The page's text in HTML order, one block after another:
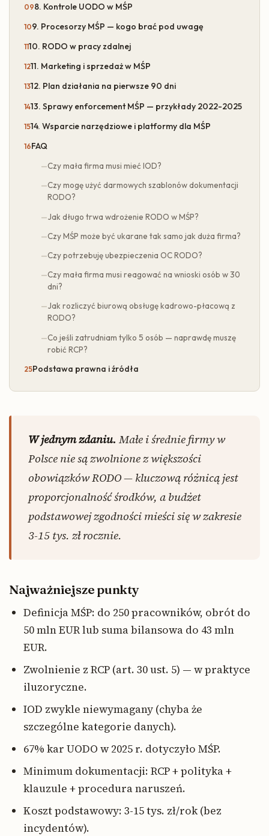
8. Kontrole UODO w MŚP
9. Procesorzy MŚP — kogo brać pod uwagę
10. RODO w pracy zdalnej
11. Marketing i sprzedaż w MŚP
12. Plan działania na pierwsze 90 dni
13. Sprawy enforcement MŚP — przykłady 2022-2025
14. Wsparcie narzędziowe i platformy dla MŚP
FAQ
Czy mała firma musi mieć IOD?
Czy mogę użyć darmowych szablonów dokumentacji
RODO?
Jak długo trwa wdrożenie RODO w MŚP?
Czy MŚP może być ukarane tak samo jak duża firma?
Czy potrzebuję ubezpieczenia OC RODO?
Czy mała firma musi reagować na wnioski osób w 30
dni?
Jak rozliczyć biurową obsługę kadrowo-płacową z
RODO?
Co jeśli zatrudniam tylko 5 osób — naprawdę muszę
robić RCP?
Podstawa prawna i źródła
W jednym zdaniu. Małe i średnie firmy w
Polsce nie są zwolnione z większości
obowiązków RODO — kluczową różnicą jest
proporcjonalność środków, a budżet
podstawowej zgodności mieści się w zakresie
3-15 tys. zł rocznie.
Najważniejsze punkty
Definicja MŚP: do 250 pracowników, obrót do
50 mln EUR lub suma bilansowa do 43 mln
EUR.
Zwolnienie z RCP (art. 30 ust. 5) — w praktyce
iluzoryczne.
IOD zwykle niewymagany (chyba że
szczególne kategorie danych).
67% kar UODO w 2025 r. dotyczyło MŚP.
Minimum dokumentacji: RCP + polityka +
klauzule + procedura naruszeń.
Koszt podstawowy: 3-15 tys. zł/rok (bez
incydentów).